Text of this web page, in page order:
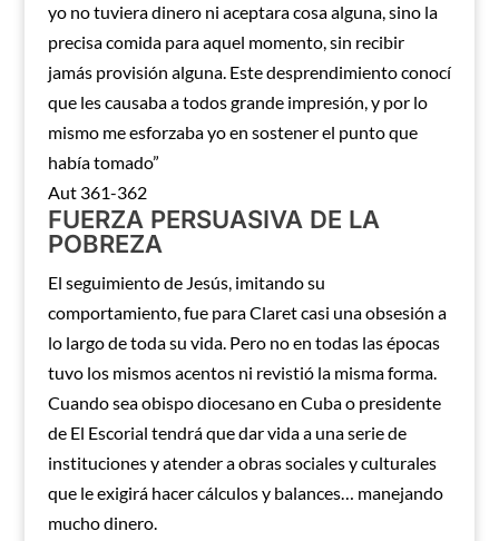
yo no tuviera dinero ni aceptara cosa alguna, sino la
precisa comida para aquel momento, sin recibir
jamás provisión alguna. Este desprendimiento conocí
que les causaba a todos grande impresión, y por lo
mismo me esforzaba yo en sostener el punto que
había tomado”
Aut 361-362
FUERZA PERSUASIVA DE LA
POBREZA
El seguimiento de Jesús, imitando su
comportamiento, fue para Claret casi una obsesión a
lo largo de toda su vida. Pero no en todas las épocas
tuvo los mismos acentos ni revistió la misma forma.
Cuando sea obispo diocesano en Cuba o presidente
de El Escorial tendrá que dar vida a una serie de
instituciones y atender a obras sociales y culturales
que le exigirá hacer cálculos y balances… manejando
mucho dinero.